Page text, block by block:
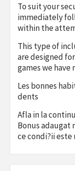
To suit your
immediately
within the
This type of
are designed
games we have
Les bonnes
dents
Afla in la
Bonus adaugat
ce condi?ii